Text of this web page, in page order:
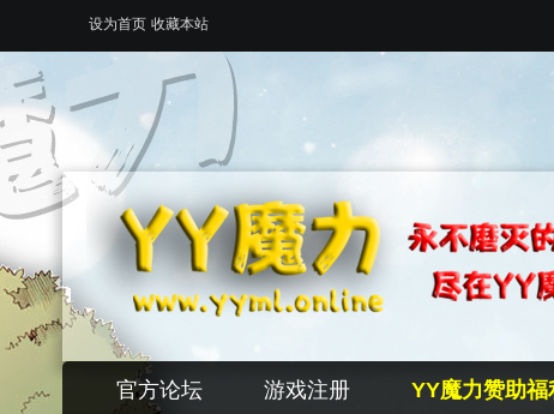
设为首页 收藏本站
官方论坛 游戏注册 YY魔力赞助福